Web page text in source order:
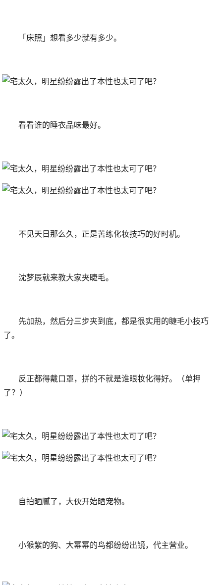
「床照」想看多少就有多少。
看看谁的睡衣品味最好。
不见天日那么久，正是苦练化妆技巧的好时机。
沈梦辰就来教大家夹睫毛。
先加热，然后分三步夹到底，都是很实用的睫毛小技巧
了。
反正都得戴口罩，拼的不就是谁眼妆化得好。（单押
了？）
自拍晒腻了，大伙开始晒宠物。
小猴紫的狗、大幂幂的鸟都纷纷出镜，代主营业。